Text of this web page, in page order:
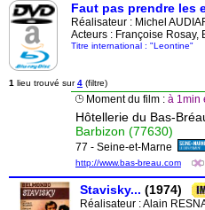
Faut pas prendre les
Réalisateur : Michel
Acteurs : Françoise Rosay,
Titre international : "Leontine"
1 lieu trouvé sur4 (filtre)
Moment du film : à 1min
Hôtellerie du Bas-
Barbizon (77630)
77 - Seine-et-Marne
http://www.bas-breau.com
Stavisky... (1974)
Réalisateur :Alain